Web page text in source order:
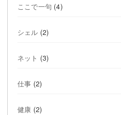
ここで一句 (4)
シェル (2)
ネット (3)
仕事 (2)
健康 (2)